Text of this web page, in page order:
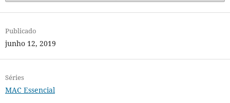
Publicado
junho 12, 2019
Séries
MAC Essencial